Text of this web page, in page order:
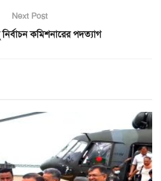
Next Post
কমিশনারের পদত্যাগ